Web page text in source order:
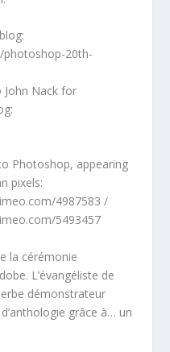
20th-
Nack for
Photoshop, appearing
pixels:
4987583 /
5493457
la cérémonie
L’évangéliste de
démonstrateur
grâce à… un